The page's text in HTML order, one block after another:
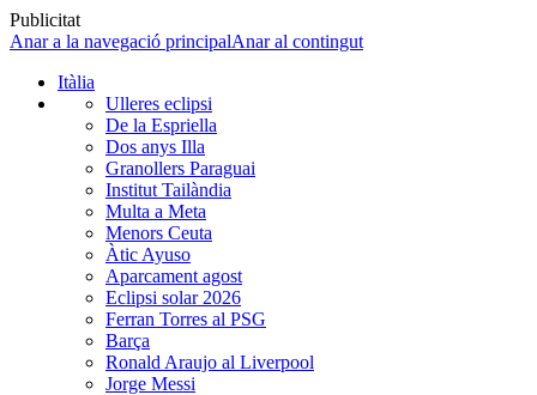
Publicitat
Anar a la navegació principalAnar al contingut
Itàlia
Ulleres eclipsi
De la Espriella
Dos anys Illa
Granollers Paraguai
Institut Tailàndia
Multa a Meta
Menors Ceuta
Àtic Ayuso
Aparcament agost
Eclipsi solar 2026
Ferran Torres al PSG
Barça
Ronald Araujo al Liverpool
Jorge Messi